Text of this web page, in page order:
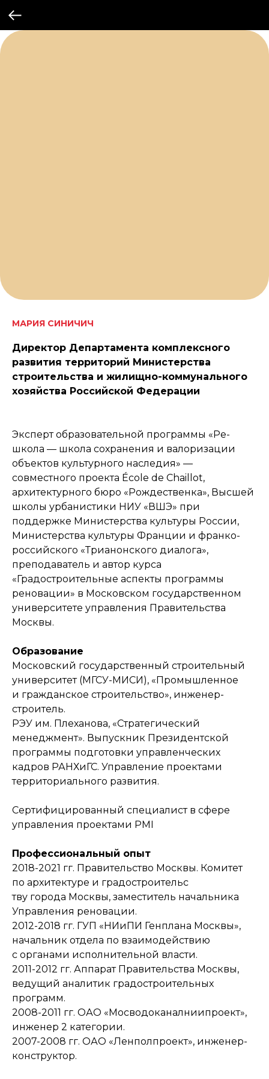
МАРИЯ СИНИЧИЧ
Директор Департамента комплексного
развития территорий Министерства
строительства и жилищно-коммунального
хозяйства Российской Федерации
Эксперт образовательной программы «Ре-
школа — школа сохранения и валоризации
объектов культурного наследия» —
совместного проекта École de Chaillot,
архитектурного бюро «Рождественка», Высшей
школы урбанистики НИУ «ВШЭ» при
поддержке Министерства культуры России,
Министерства культуры Франции и франко-
российского «Трианонского диалога»,
преподаватель и автор курса
«Градостроительные аспекты программы
реновации» в Московском государственном
университете управления Правительства
Москвы.
Образование
Московский государственный строительный
университет (МГСУ-МИСИ), «Промышленное
и гражданское строительство», инженер-
строитель.
РЭУ им. Плеханова, «Стратегический
менеджмент». Выпускник Президентской
программы подготовки управленческих
кадров РАНХиГС. Управление проектами
территориального развития.
Сертифицированный специалист в сфере
управления проектами PMI
Профессиональный опыт
2018-2021 гг. Правительство Москвы. Комитет
по архитектуре и градостроительс
тву города Москвы, заместитель начальника
Управления реновации.
2012-2018 гг. ГУП «НИиПИ Генплана Москвы»,
начальник отдела по взаимодействию
с органами исполнительной власти.
2011-2012 гг. Аппарат Правительства Москвы,
ведущий аналитик градостроительных
программ.
2008-2011 гг. ОАО «Мосводоканалниипроект»,
инженер 2 категории.
2007-2008 гг. ОАО «Ленполпроект», инженер-
конструктор.